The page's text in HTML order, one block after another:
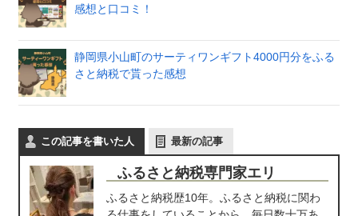
感想と口コミ！
静岡県小山町のサーティワンギフト4000円分をふる
さと納税で貰った感想
この記事を書いた人 最新の記事
ふるさと納税専門家エリ
ふるさと納税歴10年。ふるさと納税に関わ